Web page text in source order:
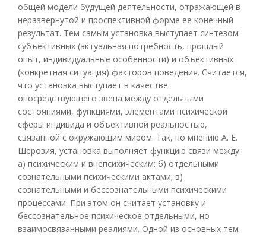
общей модели будущей деятельности, отражающей в
неразвернутой и проспективной форме ее конечный
результат. Тем самым установка выступает синтезом
субъективных (актуальная потребность, прошлый
опыт, индивидуальные особенности) и объективных
(конкретная ситуация) факторов поведения. Считается,
что установка выступает в качестве
опосредствующего звена между отдельными
состояниями, функциями, элементами психической
сферы индивида и объективной реальностью,
связанной с окружающим миром. Так, по мнению А. Е.
Шерозия, установка выполняет функцию связи между:
а) психическим и внепсихическим; б) отдельными
сознательными психическими актами; в)
сознательными и бессознательными психическими
процессами. При этом он считает установку и
бессознательное психическое отдельными, но
взаимосвязанными реалиями. Одной из основных тем